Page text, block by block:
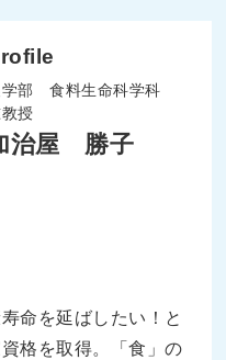
学部 食料生命科学科
授
治屋 勝子
命を延ばしたい！と
格を取得。「食」の